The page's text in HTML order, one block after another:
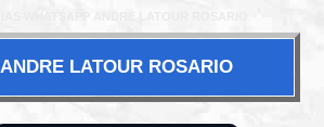
ANDRE LATOUR ROSARIO